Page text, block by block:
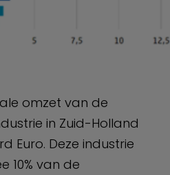
omzet van de
in Zuid-Holland
Euro. Deze industrie
10% van de